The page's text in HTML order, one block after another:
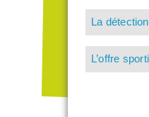
La
L’offre